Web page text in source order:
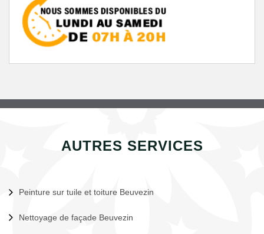
AUTRES SERVICES
Peinture sur tuile et toiture Beuvezin
Nettoyage de façade Beuvezin